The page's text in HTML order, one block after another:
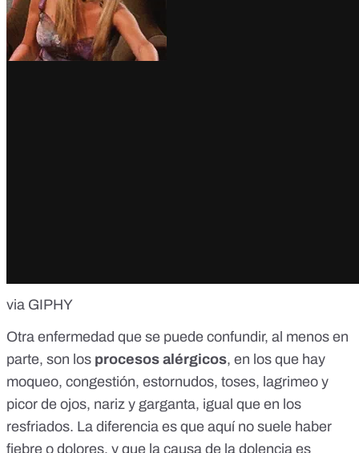
via GIPHY
Otra enfermedad que se puede confundir, al menos en
parte, son los procesos alérgicos, en los que hay
moqueo, congestión, estornudos, toses, lagrimeo y
picor de ojos, nariz y garganta, igual que en los
resfriados. La diferencia es que aquí no suele haber
fiebre o dolores, y que la causa de la dolencia es